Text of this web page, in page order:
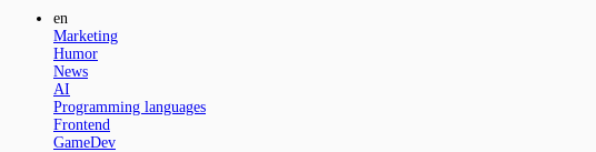
en
Marketing
Humor
News
AI
Programming languages
Frontend
GameDev